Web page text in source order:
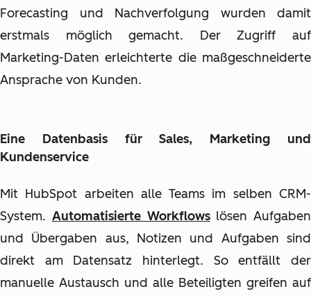
Forecasting und Nachverfolgung wurden damit
erstmals möglich gemacht. Der Zugriff auf
Marketing-Daten erleichterte die maßgeschneiderte
Ansprache von Kunden.
Eine Datenbasis für Sales, Marketing und
Kundenservice
Mit HubSpot arbeiten alle Teams im selben CRM-
System. Automatisierte Workflowslösen Aufgaben
und Übergaben aus, Notizen und Aufgaben sind
direkt am Datensatz hinterlegt. So entfällt der
manuelle Austausch und alle Beteiligten greifen auf